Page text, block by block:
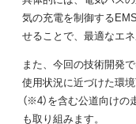
気の充電を制御する
せることで、最適なエ
また、今回の技術開発
使用状況に近づけた環
（※4）を含む公道向けの
も取り組みます。